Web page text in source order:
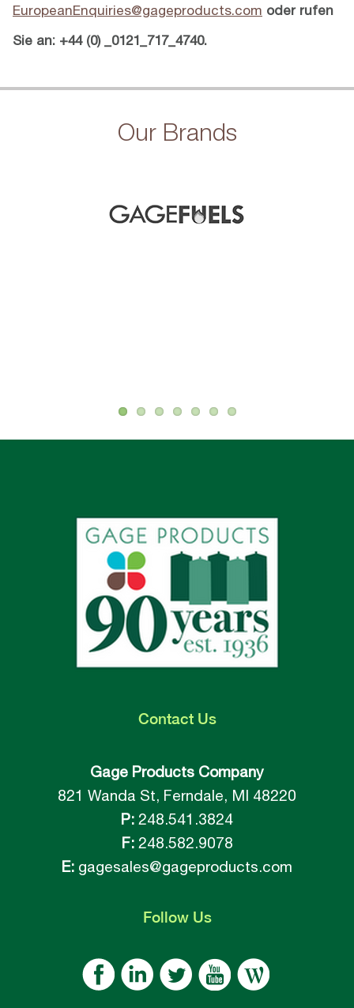
EuropeanEnquiries@gageproducts.com oder rufen
Sie an: +44 (0) _0121_717_4740.
Our Brands
ContactUs
Gage Products Company
821 Wanda St, Ferndale, MI 48220
P: 248.541.3824
F:248.582.9078
E: gagesales@gageproducts.com
FollowUs